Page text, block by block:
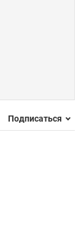
Подписаться